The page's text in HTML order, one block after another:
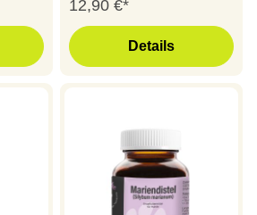
12,90 €*
Details